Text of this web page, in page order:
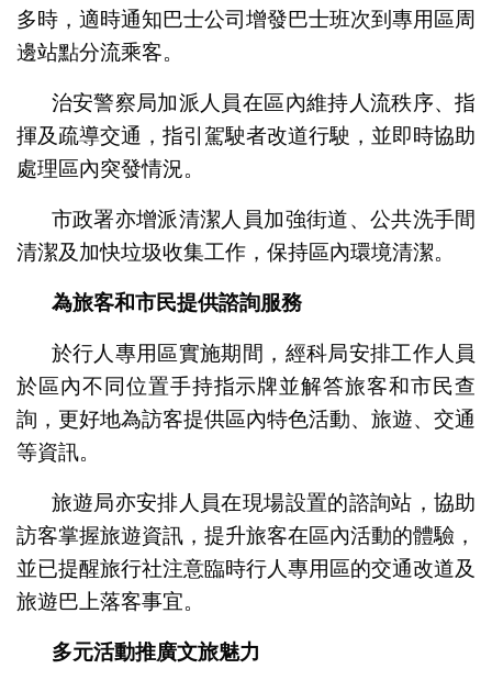
多時，適時通知巴士公司增發巴士班次到專用區周
邊站點分流乘客。
治安警察局加派人員在區內維持人流秩序、指
揮及疏導交通，指引駕駛者改道行駛，並即時協助
處理區內突發情況。
市政署亦增派清潔人員加強街道、公共洗手間
清潔及加快垃圾收集工作，保持區內環境清潔。
為旅客和市民提供諮詢服務
於行人專用區實施期間，經科局安排工作人員
於區內不同位置手持指示牌並解答旅客和市民查
詢，更好地為訪客提供區內特色活動、旅遊、交通
等資訊。
旅遊局亦安排人員在現場設置的諮詢站，協助
訪客掌握旅遊資訊，提升旅客在區內活動的體驗，
並已提醒旅行社注意臨時行人專用區的交通改道及
旅遊巴上落客事宜。
多元活動推廣文旅魅力